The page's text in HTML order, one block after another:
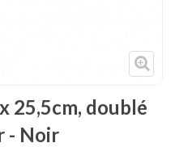
25,5cm, doublé
- Noir